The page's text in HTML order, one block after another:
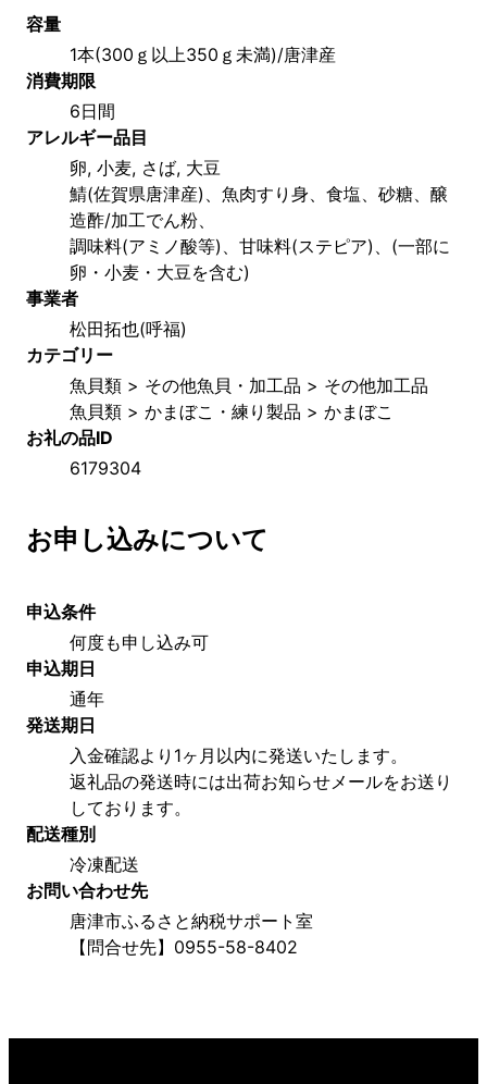
容量
1本(300ｇ以上350ｇ未満)/唐津産
消費期限
6日間
アレルギー品目
卵, 小麦, さば, 大豆
鯖(佐賀県唐津産)、魚肉すり身、食塩、砂糖、醸
造酢/加工でん粉、
調味料(アミノ酸等)、甘味料(ステピア)、(一部に
卵・小麦・大豆を含む)
事業者
松田拓也(呼福)
カテゴリー
魚貝類 > その他魚貝・加工品 > その他加工品
魚貝類 > かまぼこ・練り製品 > かまぼこ
お礼の品ID
6179304
お申し込みについて
申込条件
何度も申し込み可
申込期日
通年
発送期日
入金確認より1ヶ月以内に発送いたします。
返礼品の発送時には出荷お知らせメールをお送り
しております。
配送種別
冷凍配送
お問い合わせ先
唐津市ふるさと納税サポート室
【問合せ先】0955-58-8402